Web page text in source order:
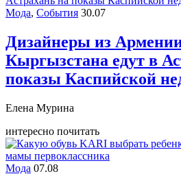
Мода, События 30.07
Дизайнеры из
Кыргызстана едут в
показы Каспийской
Елена Мурина
интересно почитать
Мода 07.08